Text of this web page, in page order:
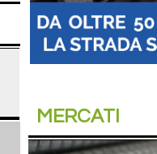
MERCATI